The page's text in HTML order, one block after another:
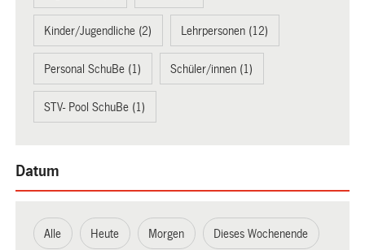
Kinder/Jugendliche (2) Lehrpersonen (12)
Personal SchuBe (1) Schüler/innen (1)
STV- Pool SchuBe (1)
Datum
Alle Heute Morgen Dieses Wochenende